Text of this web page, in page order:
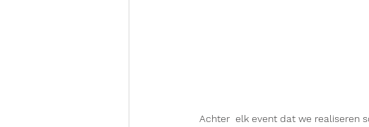
Achter  elk event dat we realiseren